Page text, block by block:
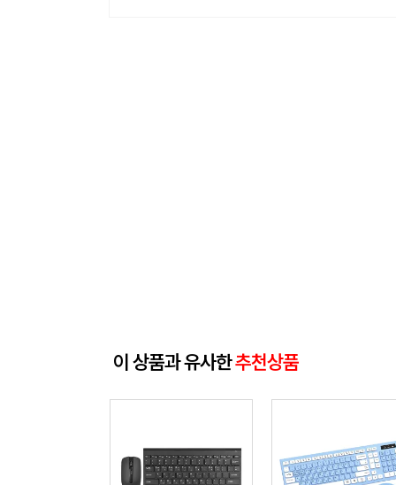
이 상품과 유사한추천상품